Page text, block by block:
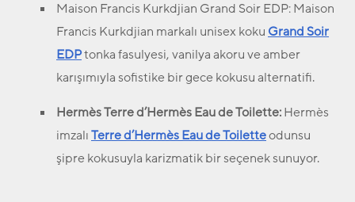
Maison Francis Kurkdjian Grand Soir EDP: Maison
Francis Kurkdjian markalı unisex kokuGrand Soir
EDPtonka fasulyesi, vanilya akoru ve amber
karışımıyla sofistike bir gece kokusu alternatifi.
Hermès Terre d’Hermès Eau de Toilette:Hermès
imzalıTerre d’Hermès Eau de Toiletteodunsu
şipre kokusuyla karizmatik bir seçenek sunuyor.